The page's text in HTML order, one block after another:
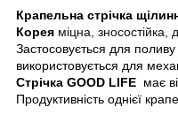
Крапельна стрічка
Корея міцна, зносостійка,
Застосовується для
використовується для
Стрічка GOOD LIFE має
Продуктивність однієї